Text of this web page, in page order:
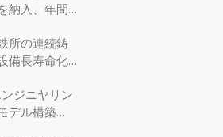
納入、年間
所の連続鋳
備長寿命化
ジニヤリン
デル構築